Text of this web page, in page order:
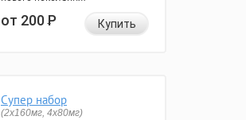
от 200Р Купить
Супер набор
(2х160мг, 4х80мг)